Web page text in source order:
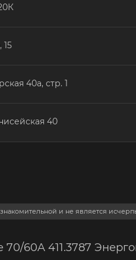
15
40а, стр. 1
40
и не является
70/60A 411.3787